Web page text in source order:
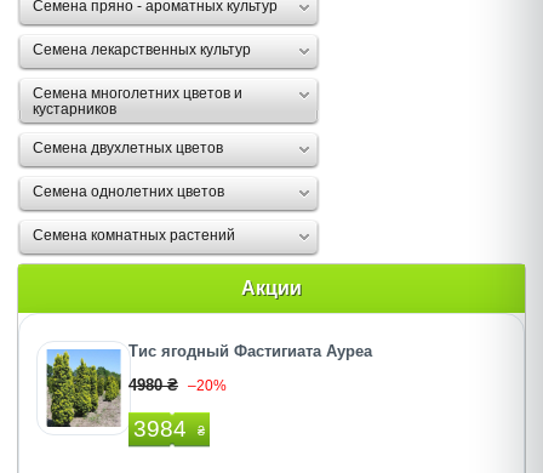
Семена пряно - ароматных культур
Семена лекарственных культур
Семена многолетних цветов и
кустарников
Семена двухлетных цветов
Семена однолетних цветов
Семена комнатных растений
Акции
Тис ягодный Фастигиата Ауреа
4980 ₴ –20%
3984 ₴